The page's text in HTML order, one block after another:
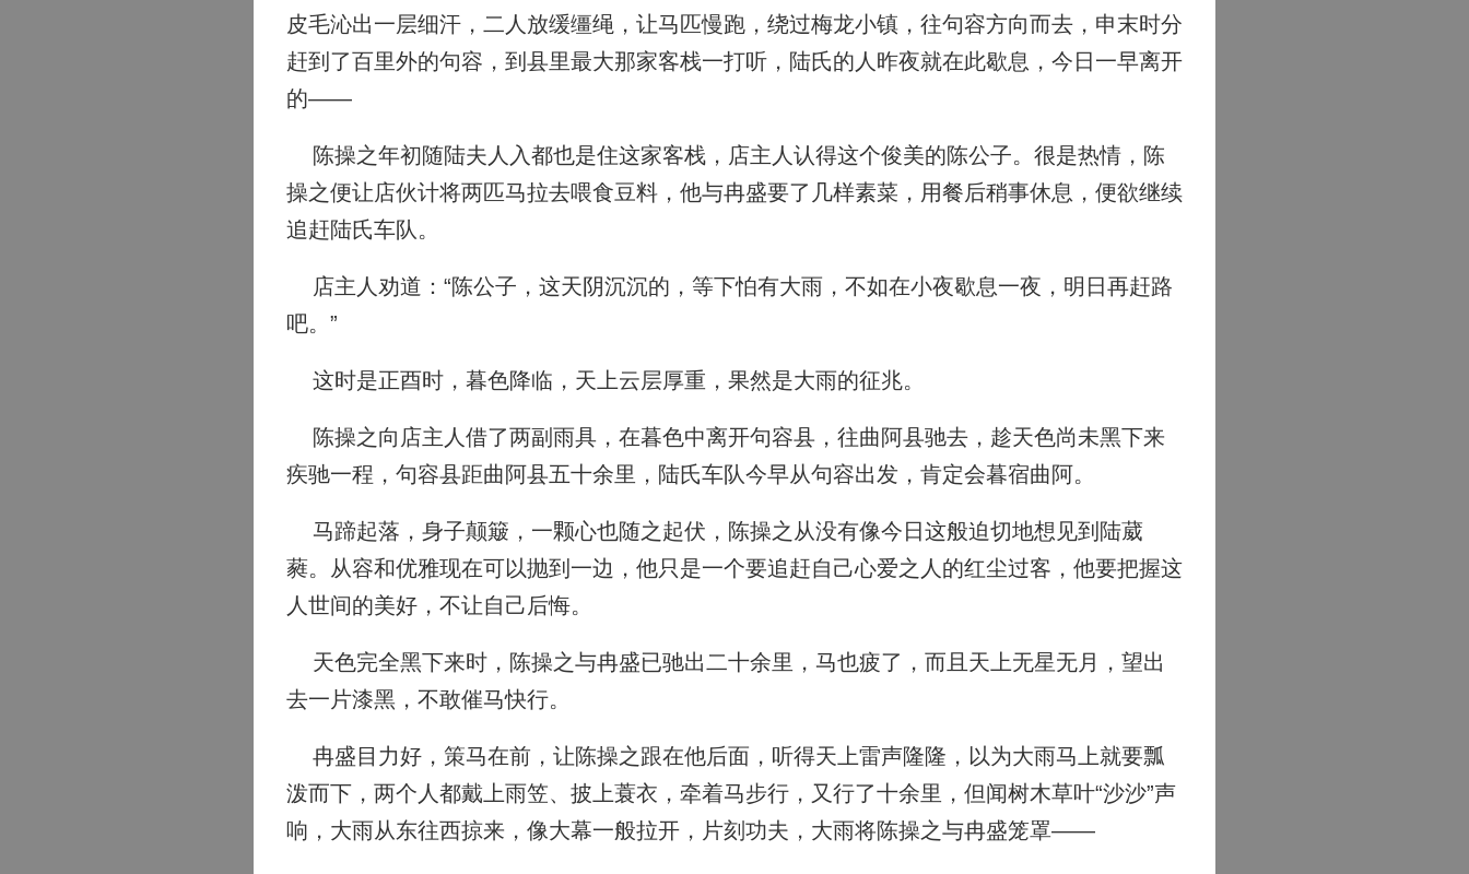
皮毛沁出一层细汗，二人放缓缰绳，让马匹慢跑，绕过梅龙小镇，往句容方向而去，申末时分
赶到了百里外的句容，到县里最大那家客栈一打听，陆氏的人昨夜就在此歇息，今日一早离开
的——
陈操之年初随陆夫人入都也是住这家客栈，店主人认得这个俊美的陈公子。很是热情，陈
操之便让店伙计将两匹马拉去喂食豆料，他与冉盛要了几样素菜，用餐后稍事休息，便欲继续
追赶陆氏车队。
店主人劝道：“陈公子，这天阴沉沉的，等下怕有大雨，不如在小夜歇息一夜，明日再赶路
吧。”
这时是正酉时，暮色降临，天上云层厚重，果然是大雨的征兆。
陈操之向店主人借了两副雨具，在暮色中离开句容县，往曲阿县驰去，趁天色尚未黑下来
疾驰一程，句容县距曲阿县五十余里，陆氏车队今早从句容出发，肯定会暮宿曲阿。
马蹄起落，身子颠簸，一颗心也随之起伏，陈操之从没有像今日这般迫切地想见到陆葳
蕤。从容和优雅现在可以抛到一边，他只是一个要追赶自己心爱之人的红尘过客，他要把握这
人世间的美好，不让自己后悔。
天色完全黑下来时，陈操之与冉盛已驰出二十余里，马也疲了，而且天上无星无月，望出
去一片漆黑，不敢催马快行。
冉盛目力好，策马在前，让陈操之跟在他后面，听得天上雷声隆隆，以为大雨马上就要瓢
泼而下，两个人都戴上雨笠、披上蓑衣，牵着马步行，又行了十余里，但闻树木草叶“沙沙”声
响，大雨从东往西掠来，像大幕一般拉开，片刻功夫，大雨将陈操之与冉盛笼罩——